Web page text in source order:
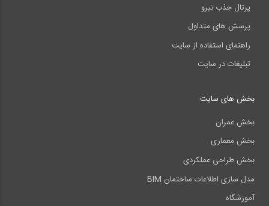
پرتال جذب نیرو
پرسش های متداول
راهنمای استفاده از سایت
تبلیغات در سایت
بخش های سایت
بخش عمران
بخش معماری
بخش طراحی عملکردی
مدل سازی اطلاعات ساختمان BIM
آموزشگاه